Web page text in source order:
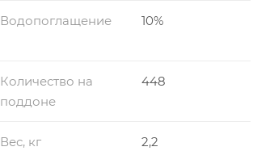
Водопоглащение 10%
Количество на
поддоне
448
Вес, кг 2,2